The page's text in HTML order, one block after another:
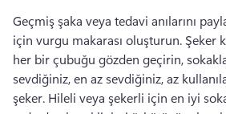
Geçmiş şaka veya tedavi anılarını
için vurgu makarası oluşturun. Şeker
her bir çubuğu gözden geçirin,
sevdiğiniz, en az sevdiğiniz, az
şeker. Hileli veya şekerli için en iyi